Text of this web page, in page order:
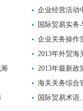
企业经营活动
国际贸易实务
企业关务操作
2013年外贸海
2013年最新政
海关关务综合
国际贸易术语